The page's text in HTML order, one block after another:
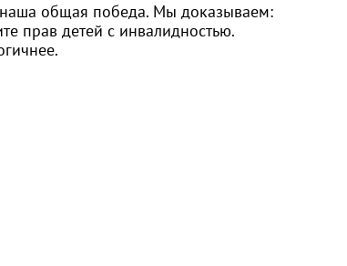
наша общая победа. Мы доказываем:
прав детей с инвалидностью.